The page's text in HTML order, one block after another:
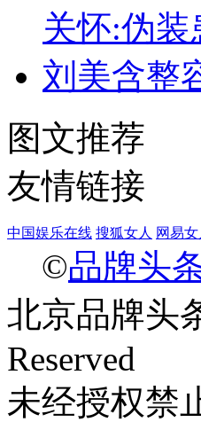
关怀:伪
刘美含整
图文推荐
友情链接
中国娱乐在线 搜狐女人 网易女
©品牌头
北京品牌头
Reserved
未经授权禁